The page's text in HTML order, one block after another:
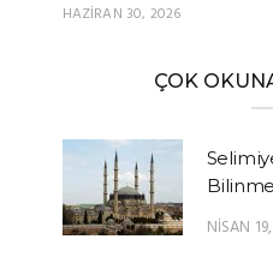
HAZIRAN 30, 2026
ÇOK
NISAN